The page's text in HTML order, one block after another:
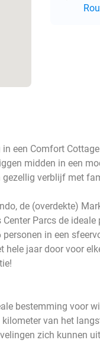
een Comfort
midden in een
verblijf met
de (overdekte)
Parcs de ideale
in een
hele jaar door voor
bestemming voor
van het
zich kunnen